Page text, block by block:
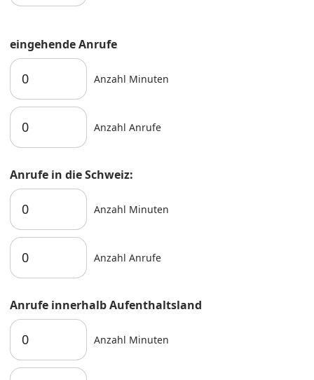
eingehende Anrufe
Anzahl Minuten
Anzahl Anrufe
Anrufe in die Schweiz:
Anzahl Minuten
Anzahl Anrufe
Anrufe innerhalb Aufenthaltsland
Anzahl Minuten